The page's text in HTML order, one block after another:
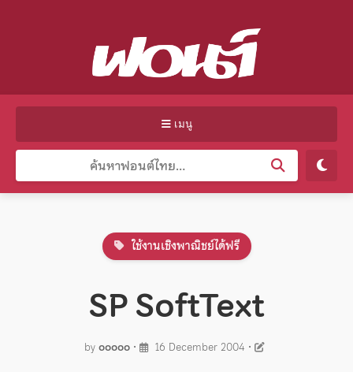
เมนู
ใช้งานเชิงพาณิชย์ได้ฟรี
SP SoftText
byooooo • 16 December 2004 •